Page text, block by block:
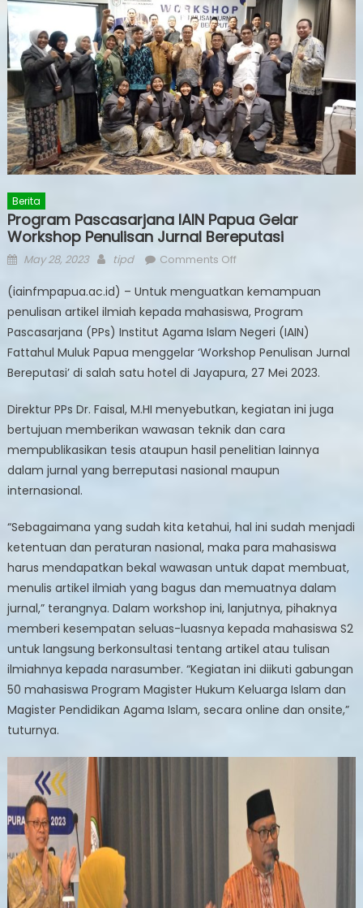
Berita
Program Pascasarjana IAIN Papua Gelar
Workshop Penulisan Jurnal Bereputasi
Posted
May 28, 2023 Author
tipd Comments Offon
Pascasarjana
IAIN
Papua
Gelar
Workshop
Jurnal
Bereputasi
(iainfmpapua.ac.id) – Untuk menguatkan kemampuan
penulisan artikel ilmiah kepada mahasiswa, Program
Pascasarjana (PPs) Institut Agama Islam Negeri (IAIN)
Fattahul Muluk Papua menggelar ‘Workshop Penulisan Jurnal
Bereputasi’ di salah satu hotel di Jayapura, 27 Mei 2023.
Direktur PPs Dr. Faisal, M.HI menyebutkan, kegiatan ini juga
bertujuan memberikan wawasan teknik dan cara
mempublikasikan tesis ataupun hasil penelitian lainnya
dalam jurnal yang berreputasi nasional maupun
internasional.
“Sebagaimana yang sudah kita ketahui, hal ini sudah menjadi
ketentuan dan peraturan nasional, maka para mahasiswa
harus mendapatkan bekal wawasan untuk dapat membuat,
menulis artikel ilmiah yang bagus dan memuatnya dalam
jurnal,” terangnya. Dalam workshop ini, lanjutnya, pihaknya
memberi kesempatan seluas-luasnya kepada mahasiswa S2
untuk langsung berkonsultasi tentang artikel atau tulisan
ilmiahnya kepada narasumber. “Kegiatan ini diikuti gabungan
50 mahasiswa Program Magister Hukum Keluarga Islam dan
Magister Pendidikan Agama Islam, secara online dan onsite,”
tuturnya.